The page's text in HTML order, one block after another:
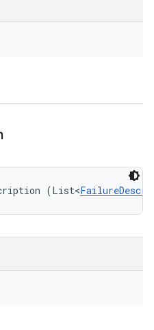
(List<